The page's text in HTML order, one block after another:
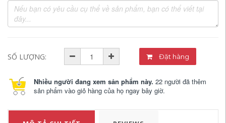
SỐ LƯỢNG: Đặt hàng
Nhiều người đang xem sản phẩm này. 22 người đã thêm
sản phẩm vào giỏ hàng của họ ngay bây giờ.